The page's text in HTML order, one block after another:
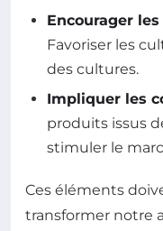
Encourager
Favoriser les
des cultures.
Impliquer les
produits issus
stimuler le
Ces éléments
transformer notre